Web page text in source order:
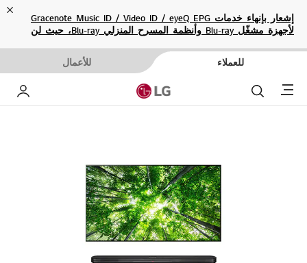
إشعار بإنهاء خدمات Gracenote Music ID / Video ID / eyeQ EPG
لأجهزة مشغّل Blu-ray وأنظمة المسرح المنزلي Blu-ray، حيث لن
للعملاء للأعمال
Menu بحث